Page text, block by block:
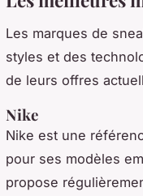
Les marques de
styles et des
de leurs offres
Nike
Nike est une
pour ses modèles
propose